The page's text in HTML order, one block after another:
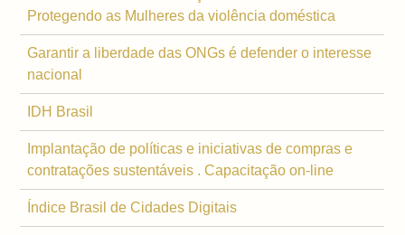
Protegendo as Mulheres da violência doméstica
Garantir a liberdade das ONGs é defender o interesse
nacional
IDH Brasil
Implantação de políticas e iniciativas de compras e
contratações sustentáveis . Capacitação on-line
Índice Brasil de Cidades Digitais